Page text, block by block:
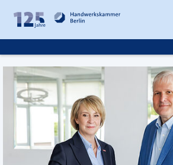
Inhalt
springen
Fußzeile
springen